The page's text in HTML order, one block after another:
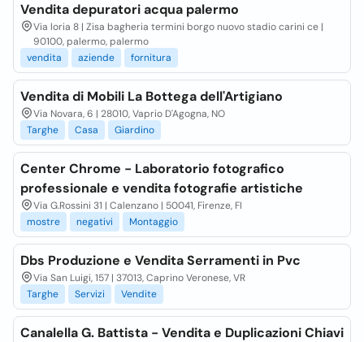
Vendita depuratori acqua palermo
Via loria 8 | Zisa bagheria termini borgo nuovo stadio carini ce |
90100, palermo, palermo
vendita
aziende fornitura
Vendita di Mobili La Bottega dell'Artigiano
Via Novara, 6 | 28010, Vaprio D'Agogna, NO
Targhe
Casa Giardino
Center Chrome - Laboratorio fotografico
professionale e vendita fotografie artistiche
Via G.Rossini 31 | Calenzano | 50041, Firenze, FI
mostre
negativi Montaggio
Dbs Produzione e Vendita Serramenti in Pvc
Via San Luigi, 157 | 37013, Caprino Veronese, VR
Targhe
Servizi Vendite
Canalella G. Battista - Vendita e Duplicazioni Chiavi